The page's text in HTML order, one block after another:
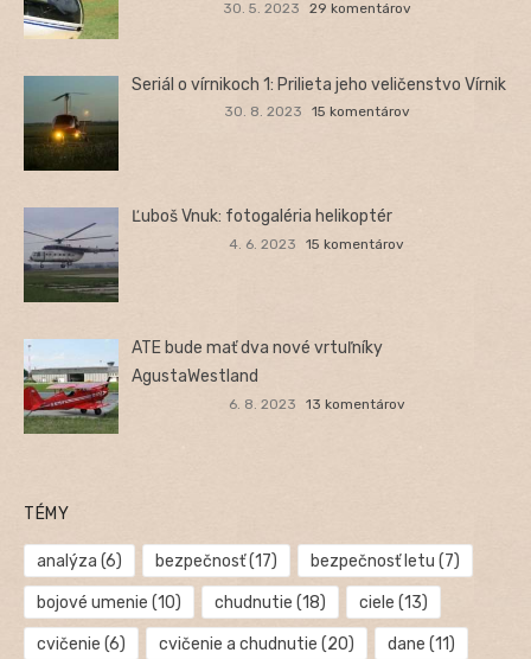
30. 5. 2023 29 komentárov
Seriál o vírnikoch 1: Prilieta jeho veličenstvo Vírnik
30. 8. 2023 15 komentárov
Ľuboš Vnuk: fotogaléria helikoptér
4. 6. 2023 15 komentárov
ATE bude mať dva nové vrtuľníky
AgustaWestland
6. 8. 2023 13 komentárov
TÉMY
analýza (6) bezpečnosť(17) bezpečnosť letu (7)
bojové umenie (10) chudnutie (18) ciele (13)
cvičenie (6) cvičenie a chudnutie (20) dane (11)